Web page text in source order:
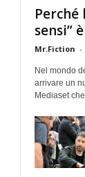
Perché
sensi”
Mr.Fiction -
Nel mondo
arrivare un
Mediaset